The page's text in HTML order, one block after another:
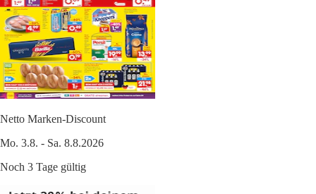
Netto Marken-Discount
Mo. 3.8. - Sa. 8.8.2026
Noch 3 Tage gültig